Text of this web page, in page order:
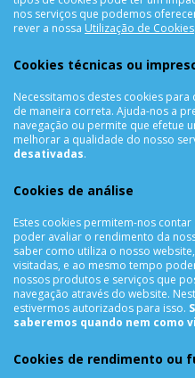
CONTACTOS
4450-042 Matosinhos Portugal
comercial@cellrepair.pt
vendas@cellrepair.pt
229 380 496 Chamada para a rede
910991733
Segunda a Sexta das 10h00 às
Sábado das 9h00 às 13h00
INFORMAÇÕES
Termos & Condições
nos serviços que podemos
rever a nossa Utilização de Cookies
Cookies técnicas ou
Necessitamos destes cookies
de maneira correta. Ajuda-nos a
navegação ou permite que efetue
melhorar a qualidade do nosso
desativadas.
Cookies de análise
Estes cookies permitem-nos
poder avaliar o rendimento da
saber como utiliza o nosso
visitadas, e ao mesmo tempo
nossos produtos e serviços que
navegação através do website.
estivermos autorizados para isso.
saberemos quando nem como
Cookies de rendimento ou